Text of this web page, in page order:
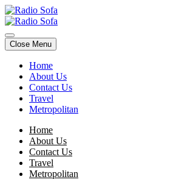
Skip
to
content
Radio Sofa
Sofa Radio
Close Menu
Home
About Us
Contact Us
Travel
Metropolitan
Home
About Us
Contact Us
Travel
Metropolitan